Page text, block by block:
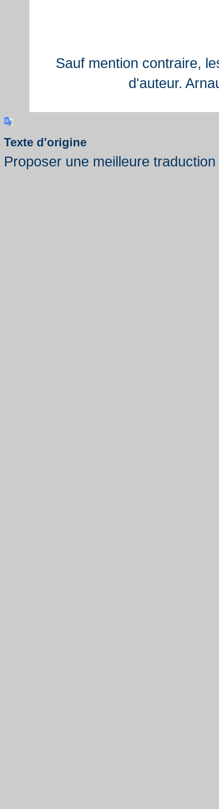
Sauf mention contraire,
d'auteur.
Texte d'origine
Proposer une meilleure traduction